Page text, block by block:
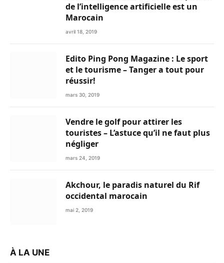
de l’intelligence artificielle est un
Marocain
avril 18, 2019
Edito Ping Pong Magazine : Le sport
et le tourisme – Tanger a tout pour
réussir!
mars 30, 2019
Vendre le golf pour attirer les
touristes – L’astuce qu’il ne faut plus
négliger
mars 24, 2019
Akchour, le paradis naturel du Rif
occidental marocain
mai 2, 2019
À LA UNE